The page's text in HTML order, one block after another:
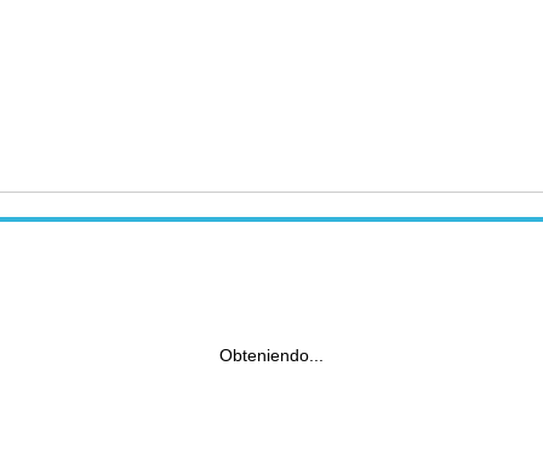
Obteniendo...